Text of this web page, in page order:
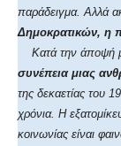
παράδειγμα. Αλλά
Δημοκρατικών, η
Κατά την άποψή
συνέπεια μιας
της δεκαετίας του
χρόνια. Η
κοινωνίας είναι